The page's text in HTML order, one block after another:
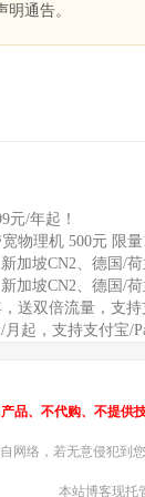
通告。
元/年起！
物理机 500元 限量
加坡CN2、德国/
加坡CN2、德国/
送双倍流量，支持
起，支持支付宝/
品、不代购、不提供
网络，若无意侵犯到
本站博客现托